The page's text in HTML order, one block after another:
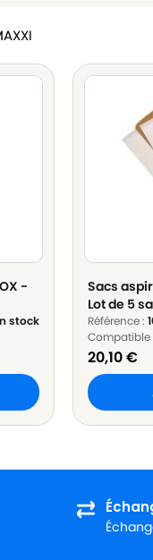
-
stock
Sacs
Lot de 5
Référence :
Compatible
20,10€